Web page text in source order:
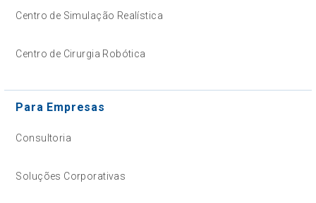
Centro de Simulação Realística
Centro de Cirurgia Robótica
Para Empresas
Consultoria
Soluções Corporativas